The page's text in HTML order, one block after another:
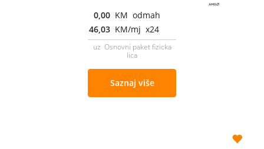
0,00 KM odmah
46,03 KM/mj x24
uz Osnovni paket fizicka
lica
Saznaj više